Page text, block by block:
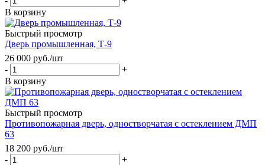
В корзину
Быстрый просмотр
Дверь промышленная, Т-9
26 000 руб./шт
-
+
В корзину
Быстрый просмотр
Противопожарная дверь, одностворчатая с остеклением ДМП
63
18 200 руб./шт
-
+